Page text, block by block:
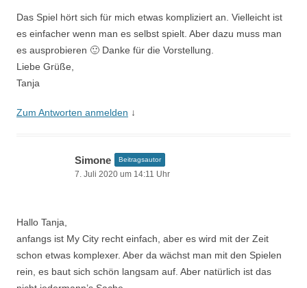
Das Spiel hört sich für mich etwas kompliziert an. Vielleicht ist
es einfacher wenn man es selbst spielt. Aber dazu muss man
es ausprobieren 🙂 Danke für die Vorstellung.
Liebe Grüße,
Tanja
Zum Antworten anmelden ↓
Simone Beitragsautor
7. Juli 2020 um 14:11 Uhr
Hallo Tanja,
anfangs ist My City recht einfach, aber es wird mit der Zeit
schon etwas komplexer. Aber da wächst man mit den Spielen
rein, es baut sich schön langsam auf. Aber natürlich ist das